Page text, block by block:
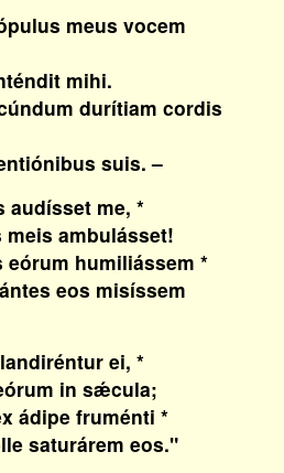
meus vocem
mihi.
durítiam cordis
suis. –
me, *
ambulásset!
humiliássem *
eos misíssem
ei, *
in sǽcula;
ádipe fruménti *
saturárem eos."